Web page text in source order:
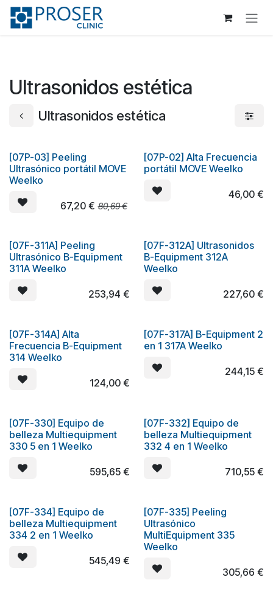
Ir al contenido
Ultrasonidos estética
Ultrasonidos estética
Oferta
[07P-03] Peeling
Ultrasónico portátil MOVE
Weelko
67,20€ 80,69€
[07P-02] Alta Frecuencia
portátil MOVE Weelko
46,00 €
[07F-311A] Peeling
Ultrasónico B-Equipment
311A Weelko
253,94 €
[07F-312A] Ultrasonidos
B-Equipment 312A
Weelko
227,60 €
[07F-314A] Alta
Frecuencia B-Equipment
314 Weelko
124,00€
[07F-317A] B-Equipment 2
en 1 317A Weelko
244,15 €
Oferta
[07F-330] Equipo de
belleza Multiequipment
330 5 en 1 Weelko
595,65€
[07F-332] Equipo de
belleza Multiequipment
332 4 en 1 Weelko
710,55 €
[07F-334] Equipo de
belleza Multiequipment
334 2 en 1 Weelko
545,49 €
[07F-335] Peeling
Ultrasónico
MultiEquipment 335
Weelko
305,66 €